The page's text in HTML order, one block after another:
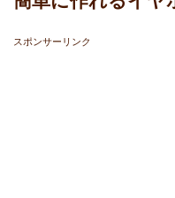
スポンサーリンク